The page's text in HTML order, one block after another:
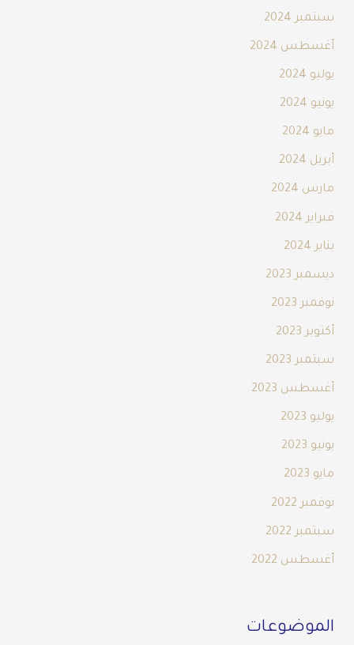
سبتمبر 2024
أغسطس 2024
يوليو 2024
يونيو 2024
مايو 2024
أبريل 2024
مارس 2024
فبراير 2024
يناير 2024
ديسمبر 2023
نوفمبر 2023
أكتوبر 2023
سبتمبر 2023
أغسطس 2023
يوليو 2023
يونيو 2023
مايو 2023
نوفمبر 2022
سبتمبر 2022
أغسطس 2022
الموضوعات